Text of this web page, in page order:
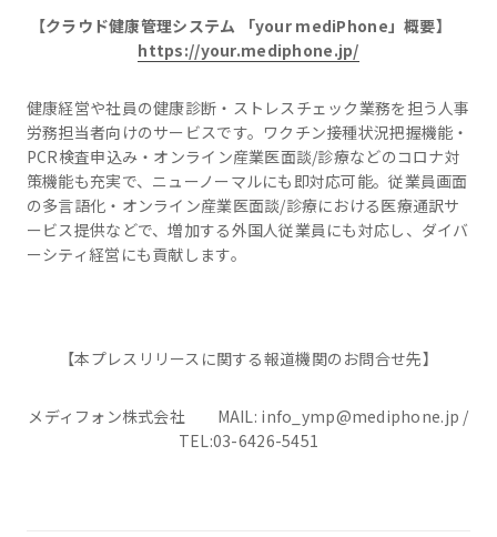
【クラウド健康管理システム 「your mediPhone」概要】
https://your.mediphone.jp/
健康経営や社員の健康診断・ストレスチェック業務を担う人事
労務担当者向けのサービスです。ワクチン接種状況把握機能・
PCR検査申込み・オンライン産業医面談/診療などのコロナ対
策機能も充実で、ニューノーマルにも即対応可能。従業員画面
の多言語化・オンライン産業医面談/診療における医療通訳サ
ービス提供などで、増加する外国人従業員にも対応し、ダイバ
ーシティ経営にも貢献します。
【本プレスリリースに関する報道機関のお問合せ先】
メディフォン株式会社 MAIL: info_ymp@mediphone.jp /
TEL:03-6426-5451